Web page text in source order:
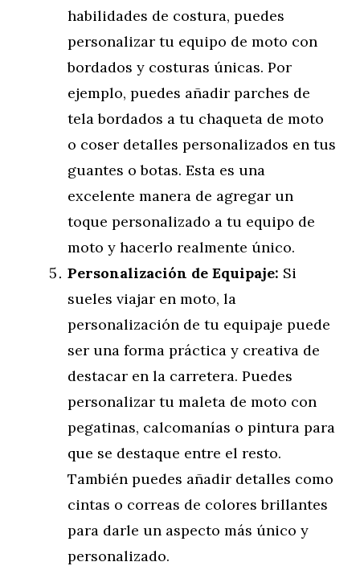
habilidades de costura, puedes
personalizar tu equipo de moto con
bordados y costuras únicas. Por
ejemplo, puedes añadir parches de
tela bordados a tu chaqueta de moto
o coser detalles personalizados en tus
guantes o botas. Esta es una
excelente manera de agregar un
toque personalizado a tu equipo de
moto y hacerlo realmente único.
Personalización de Equipaje: Si
sueles viajar en moto, la
personalización de tu equipaje puede
ser una forma práctica y creativa de
destacar en la carretera. Puedes
personalizar tu maleta de moto con
pegatinas, calcomanías o pintura para
que se destaque entre el resto.
También puedes añadir detalles como
cintas o correas de colores brillantes
para darle un aspecto más único y
personalizado.